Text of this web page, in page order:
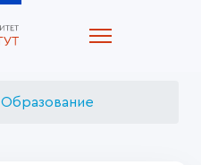
Образование